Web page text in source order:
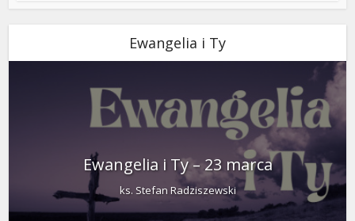
Ewangelia i Ty
Ewangelia i Ty – 23 marca
ks. Stefan Radziszewski